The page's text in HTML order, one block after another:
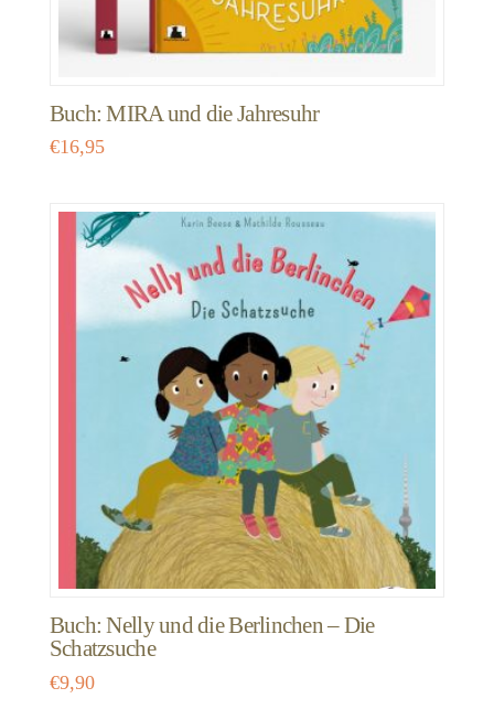
Buch: MIRA und die Jahresuhr
€16,95
Buch: Nelly und die Berlinchen – Die
Schatzsuche
€9,90